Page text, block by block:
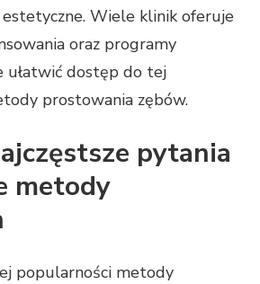
Wiele klinik oferuje
oraz programy
ułatwić dostęp do tej
prostowania zębów.
pytania
metody
popularności metody